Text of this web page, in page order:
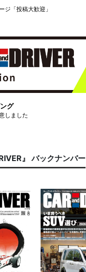
ジ「投稿大歓迎」
グ
しました
』 バックナンバー